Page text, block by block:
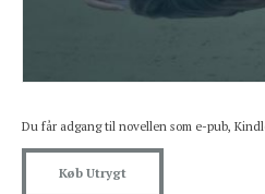
Du får adgang til novellen som e-pub,
Køb Utrygt